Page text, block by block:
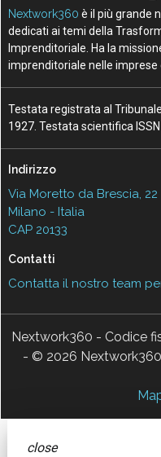
Nextwork360 è il più grande
dedicati ai temi della
Imprenditoriale. Ha la
imprenditoriale nelle
Testata registrata al
1927. Testata scientifica
Indirizzo
Via Moretto da Brescia, 22
Milano - Italia
CAP 20133
Contatti
Contatta il nostro team
Nextwork360 - Codice
- © 2026
close